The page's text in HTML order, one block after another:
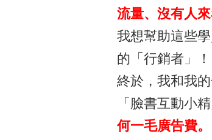
流量、沒有人
我想幫助這些
的「行銷者」！
終於，我和我
「臉書互動小
何一毛廣告費。